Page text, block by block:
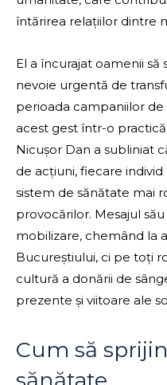
întărirea relațiilor dintre
El a încurajat oamenii să
nevoie urgentă de
perioada campaniilor
acest gest într-o
Nicușor Dan a subliniat
de acțiuni, fiecare
sistem de sănătate mai
provocărilor. Mesajul
mobilizare, chemând la
Bucureștiului, ci pe toți
cultură a donării de
prezente și viitoare ale
Cum să